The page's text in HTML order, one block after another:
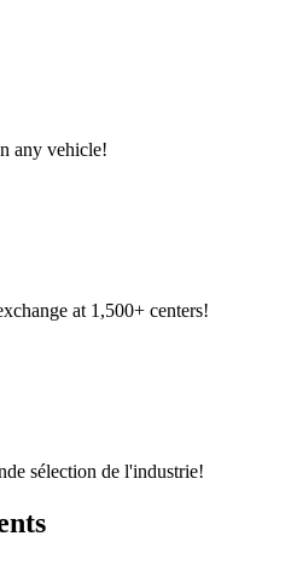
any vehicle!
at 1,500+ centers!
sélection de l'industrie!